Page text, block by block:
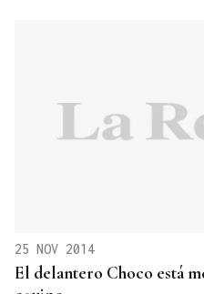
25 NOV 2014
El delantero Choco está